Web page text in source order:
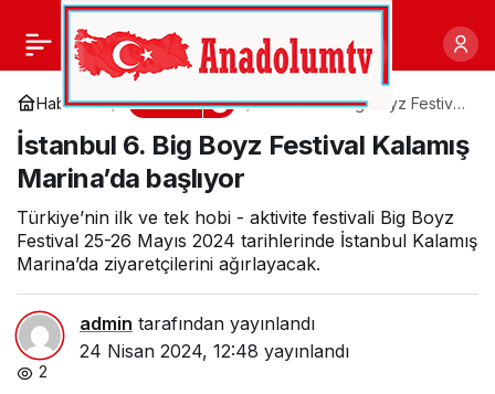
Haberler Kültür
İstanbul 6. Big Boyz Festival
İstanbul 6. Big Boyz Festival Kalamış
Marina’da başlıyor
Türkiye’nin ilk ve tek hobi - aktivite festivali Big Boyz
Festival 25-26 Mayıs 2024 tarihlerinde İstanbul Kalamış
Marina’da ziyaretçilerini ağırlayacak.
admin tarafından yayınlandı
24 Nisan 2024, 12:48 yayınlandı
2
Dünyaca ünlü
karikatüristler İzmirliler
için çizecek
Paylaş